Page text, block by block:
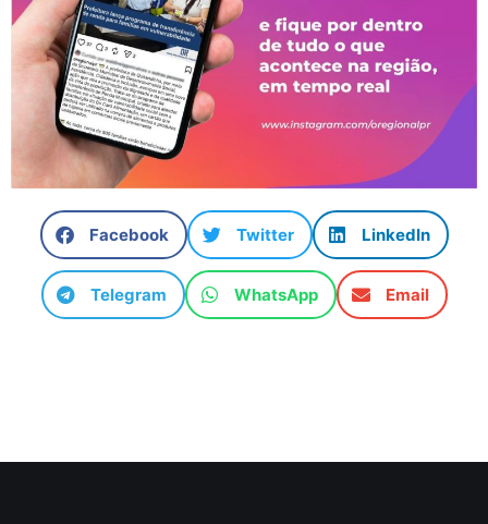
Facebook Twitter LinkedIn
Telegram WhatsApp Email